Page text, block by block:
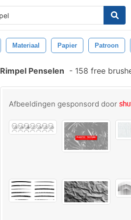
Materiaal Papier Patroon
Rimpel Penselen - 158 free
Afbeeldingen gesponsord door